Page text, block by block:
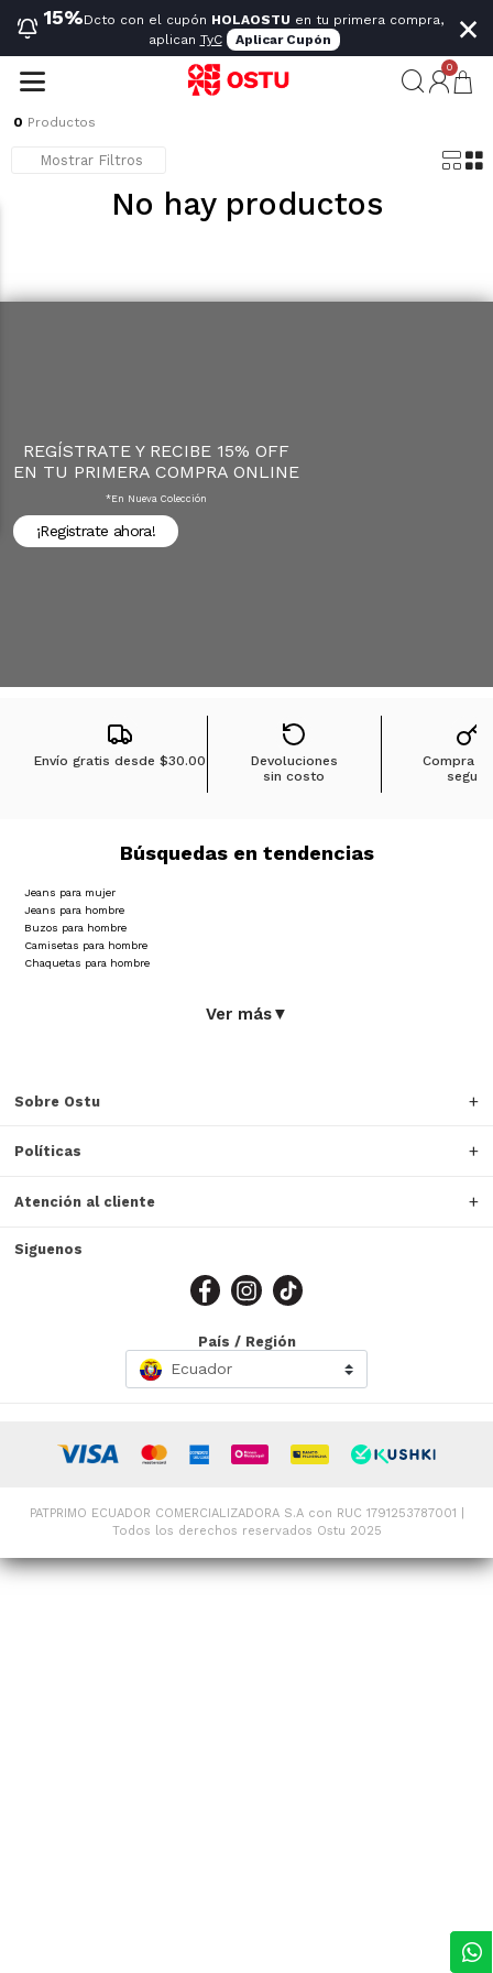
15%Dcto con el cupón HOLAOSTU en tu primera compra,
aplican TyC Aplicar Cupón ×
0
0 Productos
Mostrar Filtros
No hay productos
REGÍSTRATE Y RECIBE 15% OFF
EN TU PRIMERA COMPRA ONLINE
*en Nueva Colección
¡Registrate ahora!
Envío gratis desde$30.00
Devoluciones
sin costo
Compra
segura
Búsquedas en tendencias
Jeans para mujer
Jeans para hombre
Buzos para hombre
Camisetas para hombre
Chaquetas para hombre
Ver más▼
Sobre Ostu
Políticas
Atención al cliente
Siguenos
País / Región
Ecuador
PATPRIMO ECUADOR COMERCIALIZADORA S.A con RUC 1791253787001 |
Todos los derechos reservados Ostu 2025